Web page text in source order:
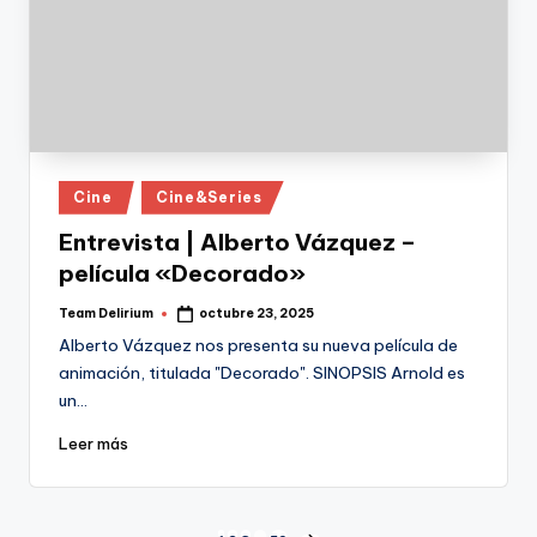
Publicado
en
Cine Cine&Series
Entrevista | Alberto Vázquez –
película «Decorado»
Publicado
Team Delirium octubre 23, 2025
Alberto Vázquez nos presenta su nueva película de
animación, titulada "Decorado". SINOPSIS Arnold es
un…
Leer más